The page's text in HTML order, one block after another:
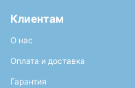
Клиентам
О нас
Оплата и доставка
Гарантия